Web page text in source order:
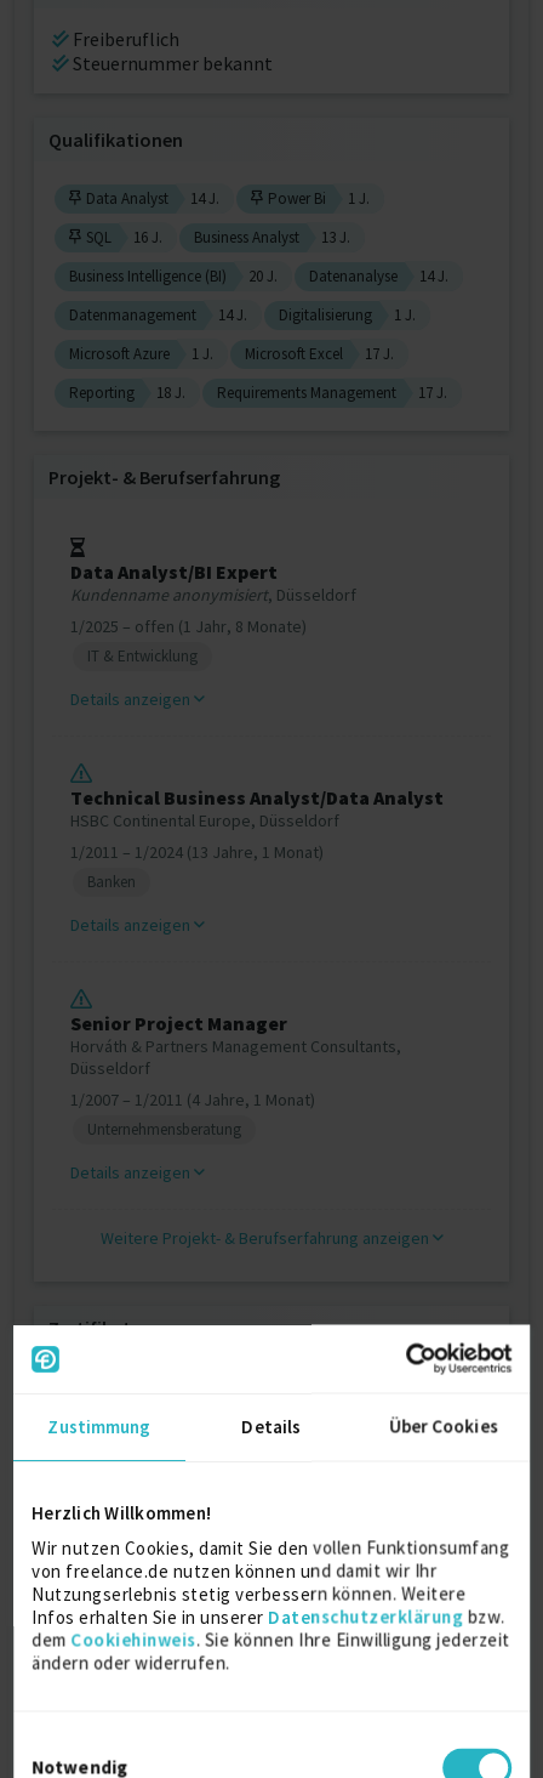
Zustimmung Details Über Cookies
Herzlich Willkommen!
Wir nutzen Cookies, damit Sie den vollen Funktionsumfang
von freelance.de nutzen können und damit wir Ihr
Nutzungserlebnis stetig verbessern können. Weitere
Infos erhalten Sie in unserer Datenschutzerklärung bzw.
dem Cookiehinweis. Sie können Ihre Einwilligung jederzeit
ändern oder widerrufen.
Notwendig
Freiberuflich
Steuernummer bekannt
Qualifikationen
Data Analyst 14 J. Power Bi
1 J.
SQL
16 J. Business Analyst
13 J.
Business Intelligence (BI)
20 J. Datenanalyse
14 J.
Datenmanagement
14 J. Digitalisierung
1 J.
Microsoft Azure
1 J. Microsoft Excel
17 J.
Reporting
18 J. Requirements Management 17 J.
Projekt‐ & Berufserfahrung
Data Analyst/BI Expert
Kundenname anonymisiert, Düsseldorf
1/2025 – offen (1 Jahr, 8 Monate)
IT & Entwicklung
Details anzeigen
Technical Business Analyst/Data Analyst
HSBC Continental Europe, Düsseldorf
1/2011 – 1/2024 (13 Jahre, 1 Monat)
Banken
Details anzeigen
Senior Project Manager
Horváth & Partners Management Consultants,
Düsseldorf
1/2007 – 1/2011 (4 Jahre, 1 Monat)
Unternehmensberatung
Details anzeigen
Weitere Projekt‐ & Berufserfahrung anzeigen
Zertifikate
Microsoft
CBAP Certified Business Analyst
Professional
IIBA
2019
PMP Project Management Professional